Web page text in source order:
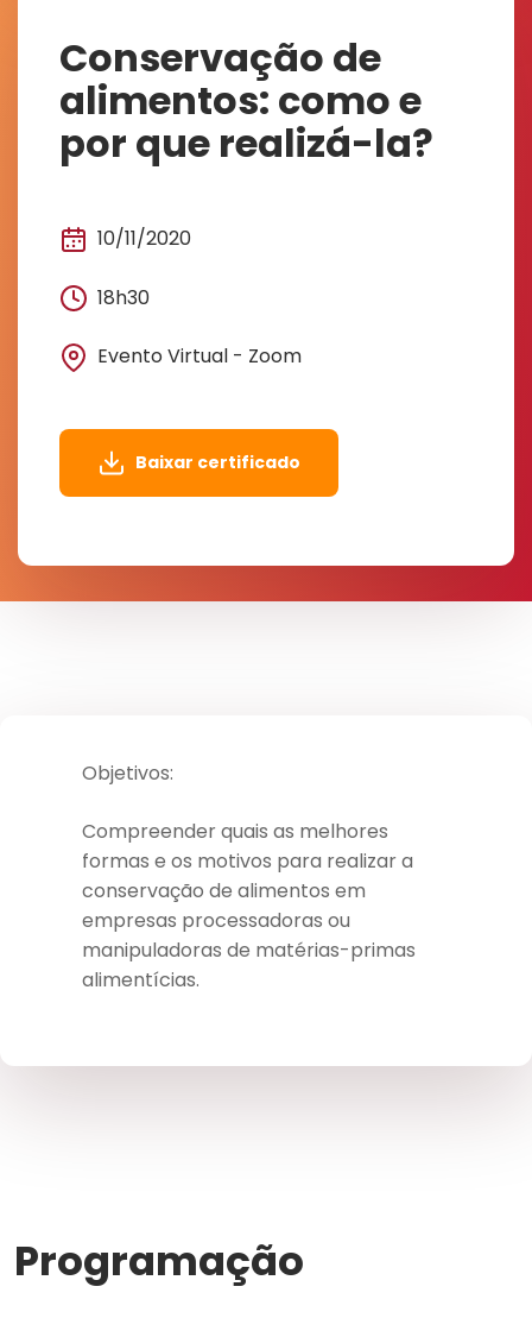
Conservação de
alimentos: como e
por que realizá-la?
10/11/2020
18h30
Evento Virtual - Zoom
Baixar certificado
Objetivos:
Compreender quais as melhores
formas e os motivos para realizar a
conservação de alimentos em
empresas processadoras ou
manipuladoras de matérias-primas
alimentícias.
Programação